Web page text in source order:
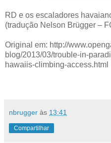
RD e os escaladores
(tradução Nelson Brügger –
Original em: http://
blog/2013/03/trouble-in-
hawaiis-climbing-access.html
nbrugger às 13:41
Compartilhar